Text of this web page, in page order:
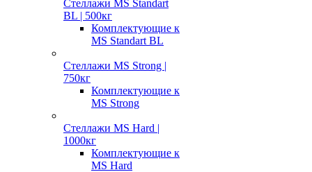
Стеллажи MS Standart
BL | 500кг
Комплектующие к
MS Standart BL
Стеллажи MS Strong |
750кг
Комплектующие к
MS Strong
Стеллажи MS Hard |
1000кг
Комплектующие к
MS Hard